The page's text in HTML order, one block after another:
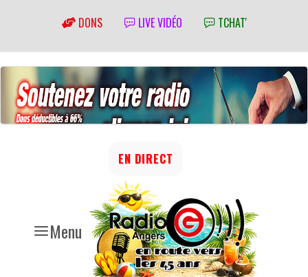
DONS LIVE VIDÉO TCHAT'
Menu
EN DIRECT